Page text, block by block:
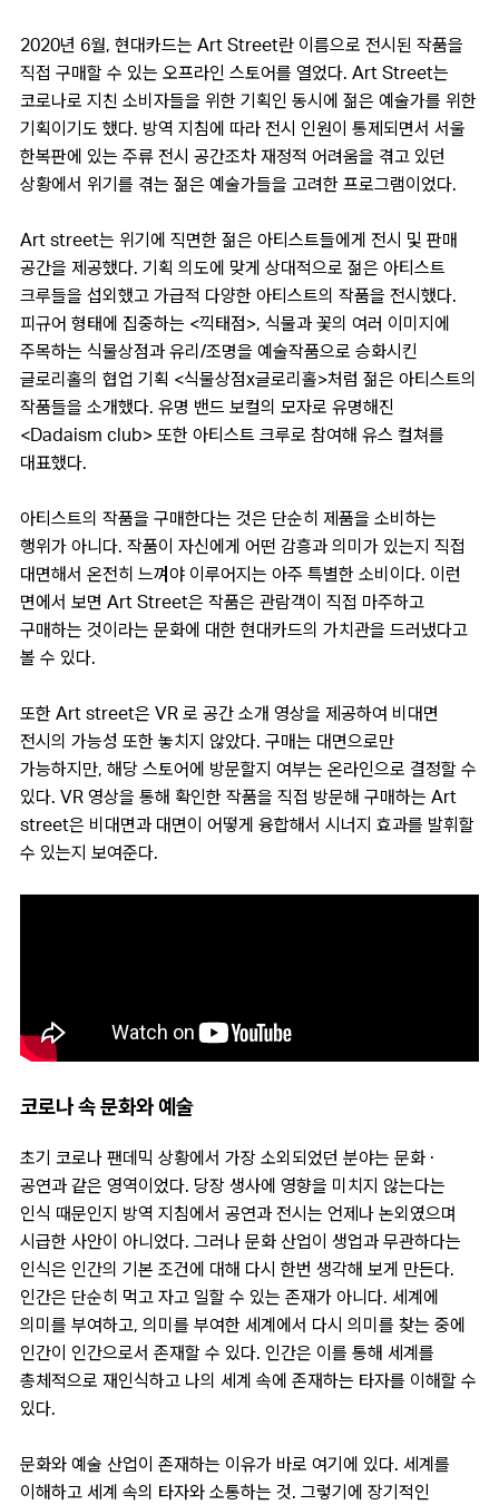
2020년 6월, 현대카드는 Art Street란 이름으로 전시된 작품을
직접 구매할 수 있는 오프라인 스토어를 열었다. Art Street는
코로나로 지친 소비자들을 위한 기획인 동시에 젊은 예술가를 위한
기획이기도 했다. 방역 지침에 따라 전시 인원이 통제되면서 서울
한복판에 있는 주류 전시 공간조차 재정적 어려움을 겪고 있던
상황에서 위기를 겪는 젊은 예술가들을 고려한 프로그램이었다.
Art street는 위기에 직면한 젊은 아티스트들에게 전시 및 판매
공간을 제공했다. 기획 의도에 맞게 상대적으로 젊은 아티스트
크루들을 섭외했고 가급적 다양한 아티스트의 작품을 전시했다.
피규어 형태에 집중하는 <끽태점>, 식물과 꽃의 여러 이미지에
주목하는 식물상점과 유리/조명을 예술작품으로 승화시킨
글로리홀의 협업 기획 <식물상점x글로리홀>처럼 젊은 아티스트의
작품들을 소개했다. 유명 밴드 보컬의 모자로 유명해진
<Dadaism club> 또한 아티스트 크루로 참여해 유스 컬쳐를
대표했다.
아티스트의 작품을 구매한다는 것은 단순히 제품을 소비하는
행위가 아니다. 작품이 자신에게 어떤 감흥과 의미가 있는지 직접
대면해서 온전히 느껴야 이루어지는 아주 특별한 소비이다. 이런
면에서 보면 Art Street은 작품은 관람객이 직접 마주하고
구매하는 것이라는 문화에 대한 현대카드의 가치관을 드러냈다고
볼 수 있다.
또한 Art street은 VR 로 공간 소개 영상을 제공하여 비대면
전시의 가능성 또한 놓치지 않았다. 구매는 대면으로만
가능하지만, 해당 스토어에 방문할지 여부는 온라인으로 결정할 수
있다. VR 영상을 통해 확인한 작품을 직접 방문해 구매하는 Art
street은 비대면과 대면이 어떻게 융합해서 시너지 효과를 발휘할
수 있는지 보여준다.
코로나 속 문화와 예술
초기 코로나 팬데믹 상황에서 가장 소외되었던 분야는 문화 ·
공연과 같은 영역이었다. 당장 생사에 영향을 미치지 않는다는
인식 때문인지 방역 지침에서 공연과 전시는 언제나 논외였으며
시급한 사안이 아니었다. 그러나 문화 산업이 생업과 무관하다는
인식은 인간의 기본 조건에 대해 다시 한번 생각해 보게 만든다.
인간은 단순히 먹고 자고 일할 수 있는 존재가 아니다. 세계에
의미를 부여하고, 의미를 부여한 세계에서 다시 의미를 찾는 중에
인간이 인간으로서 존재할 수 있다. 인간은 이를 통해 세계를
총체적으로 재인식하고 나의 세계 속에 존재하는 타자를 이해할 수
있다.
문화와 예술 산업이 존재하는 이유가 바로 여기에 있다. 세계를
이해하고 세계 속의 타자와 소통하는 것. 그렇기에 장기적인